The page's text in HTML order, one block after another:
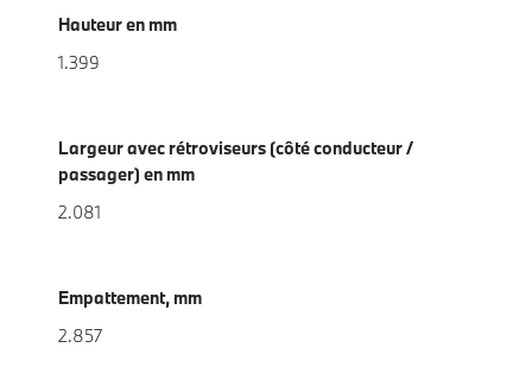
Hauteur en mm
1.399
Largeur avec rétroviseurs (côté conducteur /
passager) en mm
2.081
Empattement, mm
2.857